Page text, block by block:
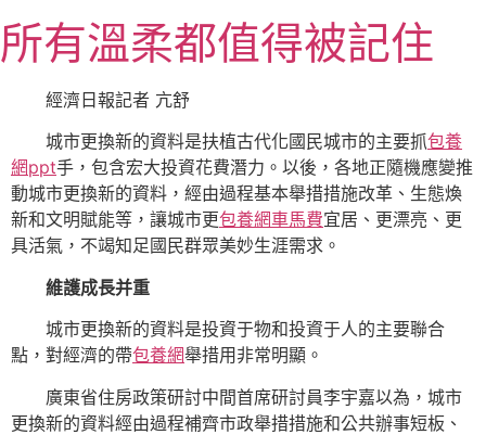
至
主所有溫柔都值得被記住
經濟日報記者 亢舒
城市更換新的資料是扶植古代化國民城市的主要抓包養
網ppt手，包含宏大投資花費潛力。以後，各地正隨機應變推
動城市更換新的資料，經由過程基本舉措措施改革、生態煥
新和文明賦能等，讓城市更包養網車馬費宜居、更漂亮、更
具活氣，不竭知足國民群眾美妙生涯需求。
維護成長并重
城市更換新的資料是投資于物和投資于人的主要聯合
點，對經濟的帶包養網舉措用非常明顯。
廣東省住房政策研討中間首席研討員李宇嘉以為，城市
更換新的資料經由過程補齊市政舉措措施和公共辦事短板、